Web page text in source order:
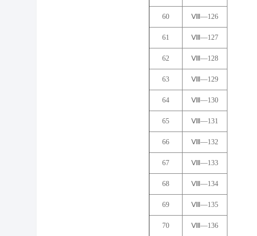
60 Ⅷ―126
61 Ⅷ―127
62 Ⅷ―128
63
Ⅷ―129
64 Ⅷ―130
65 Ⅷ―131
66
Ⅷ―132
67 Ⅷ―133
68 Ⅷ―134
69
Ⅷ―135
70 Ⅷ―136